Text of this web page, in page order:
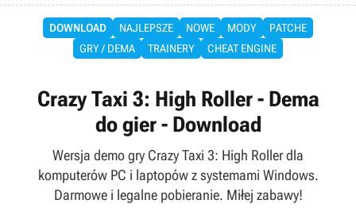
DOWNLOAD NAJLEPSZE NOWE MODY
PATCHE
GRY / DEMA
TRAINERY CHEAT ENGINE
Crazy Taxi 3: High Roller - Dema
do gier - Download
Wersja demo gry Crazy Taxi 3: High Roller dla
komputerów PC i laptopów z systemami Windows.
Darmowe i legalne pobieranie. Miłej zabawy!